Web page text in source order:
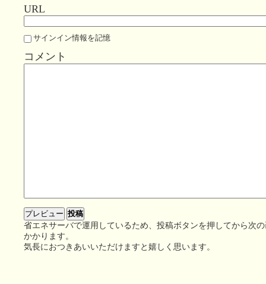
URL
サインイン情報を記憶
コメント
省エネサーバで運用しているため、投稿ボタンを押してから次
かかります。
気長におつきあいいただけますと嬉しく思います。